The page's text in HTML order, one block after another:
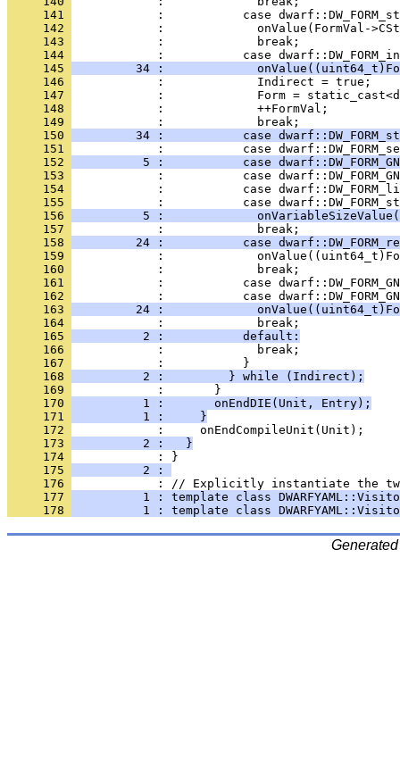
     141
     142
     143
     144
     145
34 :
     146
     147
     148
     149
     150
34 :           case
     151
     152
5 :           case
     153
     154
     155
     156
5 :
     157
     158
24 :           case
     159
     160
     161
     162
     163
24 :
     164
     165
          2 :           default:
     166
     167
     168
          2 :         } while (Indirect);
     169
     170
          1 :       onEndDIE(Unit, Entry);
     171
          1 :     }
     172
     173
          2 :   }
     174
     175
          2 :
     176
     177
1 : template class
     178
1 : template class